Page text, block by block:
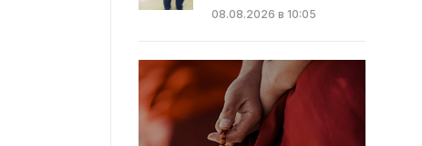
08.08.2026 в 10:05